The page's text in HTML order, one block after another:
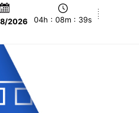
2026 04h : 08m : 39s